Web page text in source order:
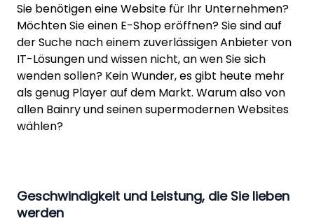
Sie benötigen eine Website für Ihr Unternehmen?
Möchten Sie einen E-Shop eröffnen? Sie sind auf
der Suche nach einem zuverlässigen Anbieter von
IT-Lösungen und wissen nicht, an wen Sie sich
wenden sollen? Kein Wunder, es gibt heute mehr
als genug Player auf dem Markt. Warum also von
allen Bainry und seinen supermodernen Websites
wählen?
Geschwindigkeit und Leistung, die Sie lieben
werden